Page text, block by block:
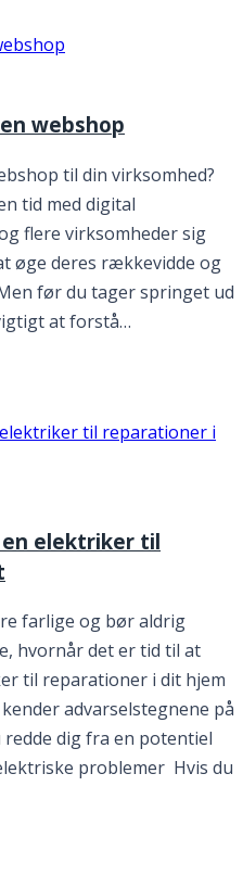
webshop
til din virksomhed?
tid med digital
flere virksomheder sig
øge deres rækkevidde og
før du tager springet ud
at forstå…
en elektriker til
farlige og bør aldrig
hvornår det er tid til at
til reparationer i dit hjem
advarselstegnene på
dig fra en potentiel
problemer Hvis du